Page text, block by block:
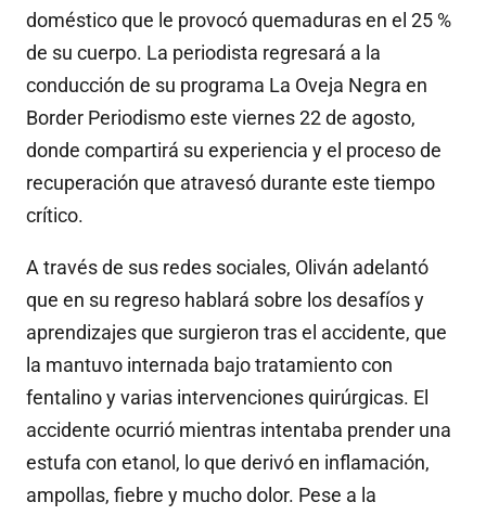
doméstico que le provocó quemaduras en el 25 %
de su cuerpo. La periodista regresará a la
conducción de su programa La Oveja Negra en
Border Periodismo este viernes 22 de agosto,
donde compartirá su experiencia y el proceso de
recuperación que atravesó durante este tiempo
crítico.
A través de sus redes sociales, Oliván adelantó
que en su regreso hablará sobre los desafíos y
aprendizajes que surgieron tras el accidente, que
la mantuvo internada bajo tratamiento con
fentalino y varias intervenciones quirúrgicas. El
accidente ocurrió mientras intentaba prender una
estufa con etanol, lo que derivó en inflamación,
ampollas, fiebre y mucho dolor. Pese a la